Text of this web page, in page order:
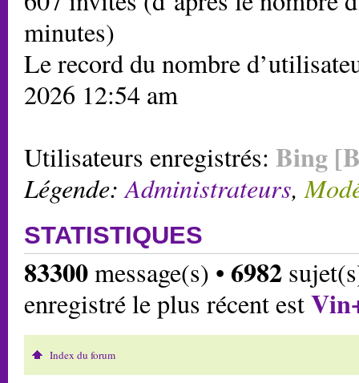
minutes)
Le record du nombre
2026 12:54 am
Utilisateurs enregistrés: Bing
Légende:Administrateurs,
STATISTIQUES
83300message(s) • 6982
enregistré le plus récent est
Index du forum